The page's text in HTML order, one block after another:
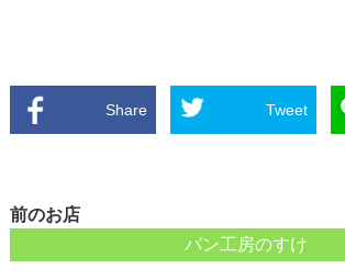
Share Tweet
前のお店
パン工房のすけ